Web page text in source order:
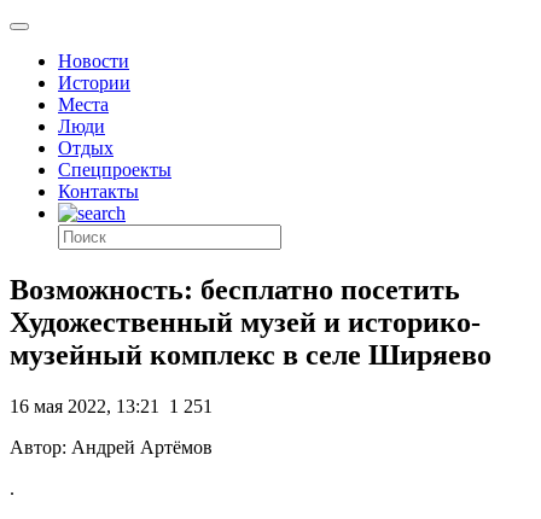
Новости
Истории
Места
Люди
Отдых
Спецпроекты
Контакты
Возможность: бесплатно посетить
Художественный музей и историко-
музейный комплекс в селе Ширяево
16 мая 2022, 13:21
1 251
Автор: Андрей Артёмов
.